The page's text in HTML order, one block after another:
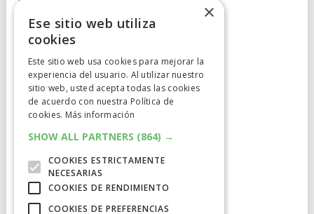
Cumplimiento Normativo
Aviso Legal
Política de Cookies
×
Ese sitio web utiliza
cookies
Este sitio web usa cookies para mejorar la
experiencia del usuario. Al utilizar nuestro
sitio web, usted acepta todas las cookies
de acuerdo con nuestra Política de
cookies. Más información
SHOW ALL PARTNERS (864) →
COOKIES ESTRICTAMENTE
NECESARIAS
COOKIES DE RENDIMIENTO
COOKIES DE PREFERENCIAS